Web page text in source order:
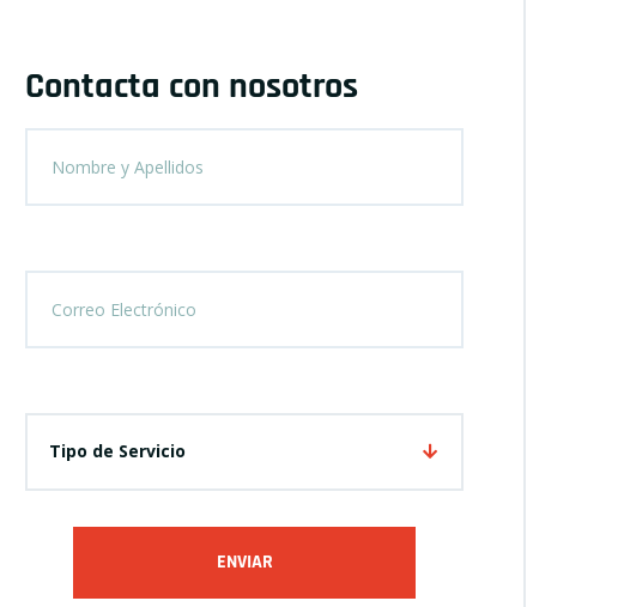
Contacta con nosotros
Tipo de Servicio
ENVIAR